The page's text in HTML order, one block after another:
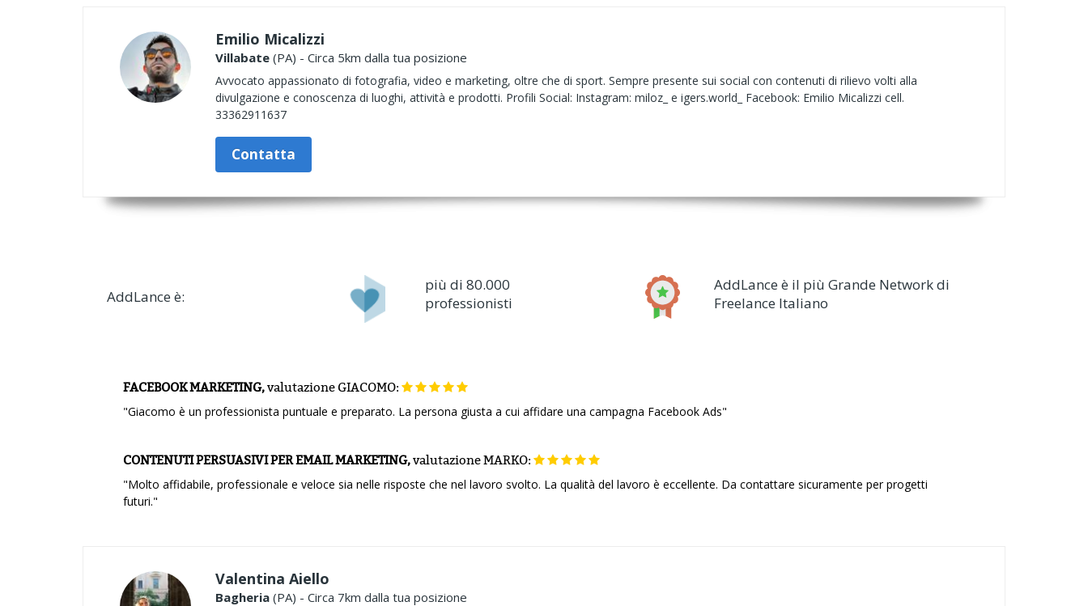
Emilio Micalizzi
Villabate (PA) - Circa 5km dalla tua posizione
Avvocato appassionato di fotografia, video e marketing, oltre che di sport. Sempre presente sui social con contenuti di rilievo volti alla
divulgazione e conoscenza di luoghi, attività e prodotti. Profili Social: Instagram: miloz_ e igers.world_ Facebook: Emilio Micalizzi cell.
33362911637
Contatta
AddLance è:
più di 80.000
professionisti
AddLance è il più Grande Network di
Freelance Italiano
FACEBOOK MARKETING,valutazioneGIACOMO:
"Giacomo è un professionista puntuale e preparato. La persona giusta a cui affidare una campagna Facebook Ads"
CONTENUTI PERSUASIVI PER EMAIL MARKETING,valutazioneMARKO:
"Molto affidabile, professionale e veloce sia nelle risposte che nel lavoro svolto. La qualità del lavoro è eccellente. Da contattare sicuramente per progetti
futuri."
Valentina Aiello
Bagheria (PA) - Circa 7km dalla tua posizione